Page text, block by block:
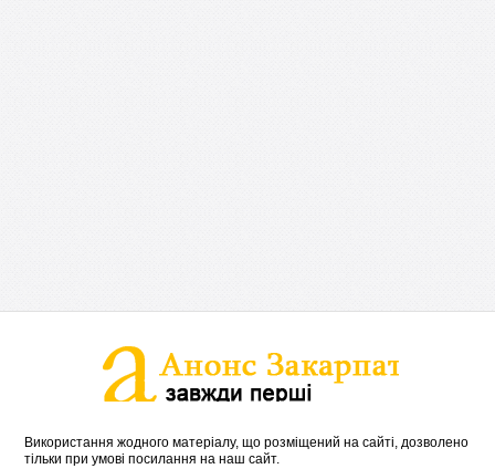
Використання жодного матеріалу, що розміщений на сайті, дозволено
тільки при умові посилання на наш сайт.